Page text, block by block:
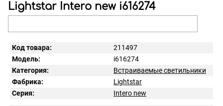
Lightstar Intero new i616274
Код товара:
211497
Модель:
i616274
Категория:
Встраиваемые светильники
Фабрика:
Lightstar
Серия:
Intero new